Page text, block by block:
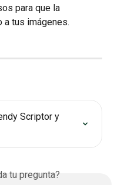
para que la
a tus imágenes.
Scriptor y
tu pregunta?